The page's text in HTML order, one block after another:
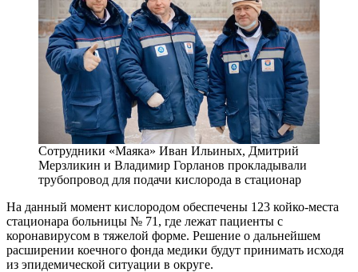
Сотрудники «Маяка» Иван Ильиных, Дмитрий
Мерзликин и Владимир Горланов прокладывали
трубопровод для подачи кислорода в стационар
На данный момент кислородом обеспечены 123 койко-места
стационара больницы № 71, где лежат пациенты с
коронавирусом в тяжелой форме. Решение о дальнейшем
расширении коечного фонда медики будут принимать исходя
из эпидемической ситуации в округе.